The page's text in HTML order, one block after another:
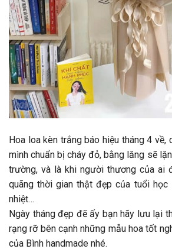
Hoa loa kèn trắng báo hiệu tháng 4 về,
mình chuẩn bị cháy đỏ, bằng lăng sẽ
trường, và là khi người thương của ai
quãng thời gian thật đẹp của tuổi học
nhiệt…
Ngày tháng đẹp đẽ ấy bạn hãy lưu lại
rạng rỡ bên cạnh những mẫu hoa tốt
của Bình handmade nhé.